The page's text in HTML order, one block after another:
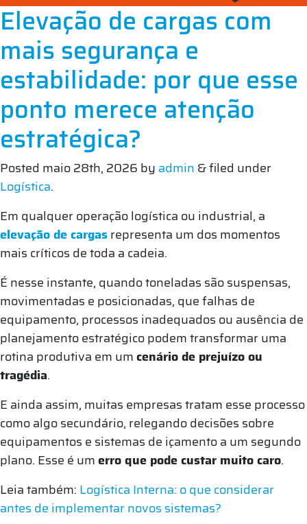
Elevação de cargas com
mais segurança e
estabilidade: por que esse
ponto merece atenção
estratégica?
Posted maio 28th, 2026 by admin &filed under
Logística.
Em qualquer operação logística ou industrial, a
elevação de cargasrepresenta um dos momentos
mais críticos de toda a cadeia.
É nesse instante, quando toneladas são suspensas,
movimentadas e posicionadas, que falhas de
equipamento, processos inadequados ou ausência de
planejamento estratégico podem transformar uma
rotina produtiva em umcenário de prejuízo ou
tragédia.
E ainda assim, muitas empresas tratam esse processo
como algo secundário, relegando decisões sobre
equipamentos e sistemas de içamento a um segundo
plano. Esse é umerro que pode custar muito caro.
Leia também: Logística Interna: o que considerar
antes de implementar novos sistemas?